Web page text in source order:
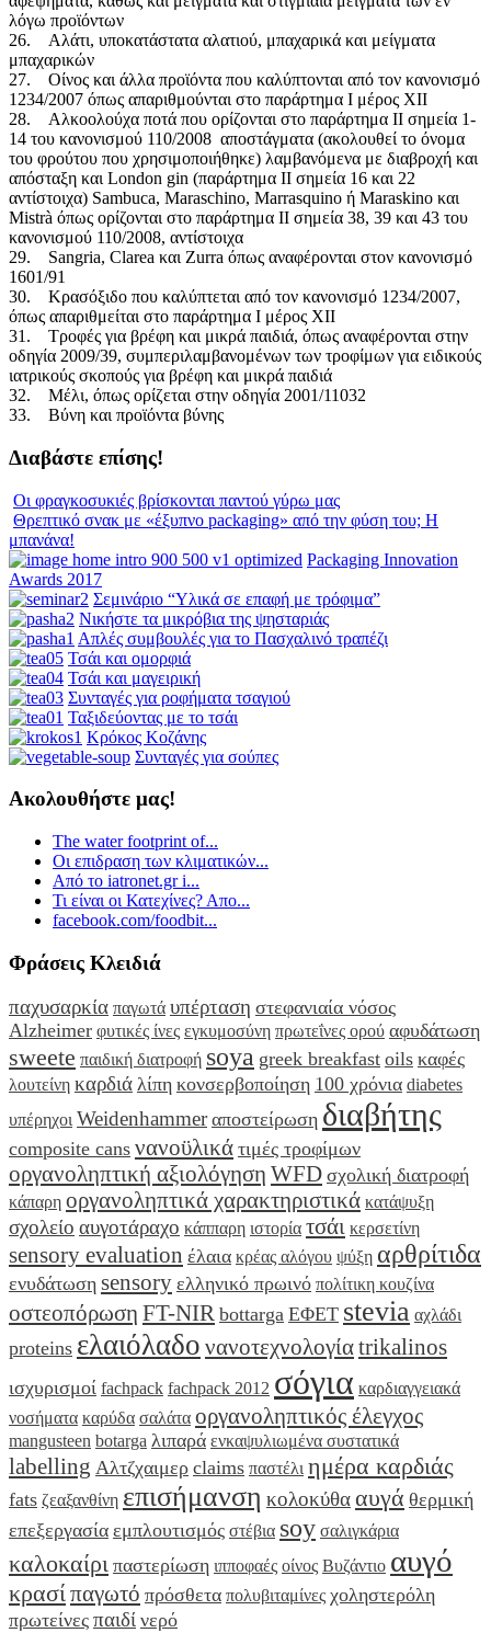
λόγω προϊόντων
26. Αλάτι, υποκατάστατα αλατιού, μπαχαρικά και μείγματα
μπαχαρικών
27. Οίνος και άλλα προϊόντα που καλύπτονται από τον κανονισμό
1234/2007 όπως απαριθμούνται στο παράρτημα Ι μέρος ΧΙΙ
28. Αλκοολούχα ποτά που ορίζονται στο παράρτημα ΙΙ σημεία 1-
14 του κανονισμού 110/2008 αποστάγματα (ακολουθεί το όνομα
του φρούτου που χρησιμοποιήθηκε) λαμβανόμενα με διαβροχή και
απόσταξη και London gin (παράρτημα II σημεία 16 και 22
αντίστοιχα) Sambuca, Maraschino, Marrasquino ή Maraskino και
Mistrà όπως ορίζονται στο παράρτημα II σημεία 38, 39 και 43 του
κανονισμού 110/2008, αντίστοιχα
29. Sangria, Clarea και Zurra όπως αναφέρονται στον κανονισμό
1601/91
30. Κρασόξιδο που καλύπτεται από τον κανονισμό 1234/2007,
όπως απαριθμείται στο παράρτημα Ι μέρος ΧΙΙ
31. Τροφές για βρέφη και μικρά παιδιά, όπως αναφέρονται στην
οδηγία 2009/39, συμπεριλαμβανομένων των τροφίμων για ειδικούς
ιατρικούς σκοπούς για βρέφη και μικρά παιδιά
32. Μέλι, όπως ορίζεται στην οδηγία 2001/11032
33. Βύνη και προϊόντα βύνης
Διαβάστε επίσης!
Οι φραγκοσυκιές βρίσκονται παντού γύρω μας
Θρεπτικό σνακ με «έξυπνο packaging» από την φύση του; Η
μπανάνα!
Packaging Innovation
Awards 2017
Σεμινάριο “Υλικά σε επαφή με τρόφιμα”
Νικήστε τα μικρόβια της ψησταριάς
Απλές συμβουλές για το Πασχαλινό τραπέζι
Τσάι και ομορφιά
Τσάι και μαγειρική
Συνταγές για ροφήματα τσαγιού
Ταξιδεύοντας με το τσάι
Κρόκος Κοζάνης
Συνταγές για σούπες
Ακολουθήστε μας!
The water footprint of...
Οι επιδραση των κλιματικών...
Από το iatronet.gr i...
Τι είναι οι Κατεχίνες? Απο...
facebook.com/foodbit...
Φράσεις Κλειδιά
παχυσαρκία παγωτά υπέρταση στεφανιαία νόσος
Alzheimer φυτικές ίνες εγκυμοσύνη πρωτεΐνες ορού αφυδάτωση
sweete παιδική διατροφή soya greek breakfast oils καφές
λουτείνη καρδιά λίπη κονσερβοποίηση 100 χρόνια diabetes
υπέρηχοι Weidenhammer αποστείρωση διαβήτης
composite cans νανοϋλικά τιμές τροφίμων
οργανοληπτική αξιολόγηση WFD σχολική διατροφή
κάπαρη οργανοληπτικά χαρακτηριστικά κατάψυξη
σχολείο αυγοτάραχο κάππαρη ιστορία τσάι κερσετίνη
sensory evaluation έλαια κρέας αλόγου ψύξη αρθρίτιδα
ενυδάτωση sensory ελληνικό πρωινό πολίτικη κουζίνα
οστεοπόρωση FT-NIR bottarga ΕΦΕΤ stevia αχλάδι
proteins ελαιόλαδο νανοτεχνολογίαtrikalinos
ισχυρισμοί fachpack fachpack 2012 σόγια καρδιαγγειακά
νοσήματα καρύδα σαλάτα οργανοληπτικός έλεγχος
mangusteen botarga λιπαρά ενκαψυλιωμένα συστατικά
labelling Αλτζχαιμερ claims παστέλι ημέρα καρδιάς
fats ζεαξανθίνη επισήμανση κολοκύθααυγά θερμική
επεξεργασία εμπλουτισμός στέβια soy σαλιγκάρια
καλοκαίρι παστερίωση ιπποφαές οίνος Βυζάντιο αυγό
κρασίπαγωτό πρόσθετα πολυβιταμίνες χοληστερόλη
πρωτείνες παιδί νερό